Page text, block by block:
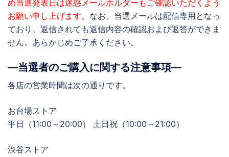
め当選発表日は迷惑メールホルダーもご確認いただくよう
お願い申し上げます。 なお、当選メールは配信専用となっ
ており、返信されても返信内容の確認および返答ができま
せん。あらかじめご了承ください。
―当選者のご購入に関する注意事項―
各店の営業時間は次の通りです。
お台場ストア
平日（11:00～20:00） 土日祝（10:00～21:00）
渋谷ストア